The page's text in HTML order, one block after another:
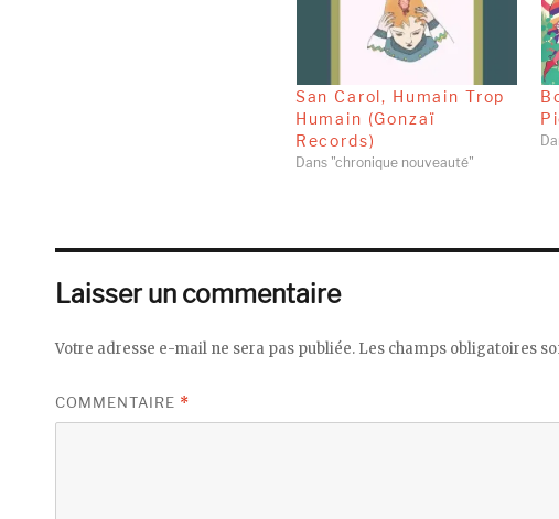
San Carol, Humain Trop
Humain (Gonzaï
Records)
Dans "chronique nouveauté"
Laisser un commentaire
Votre adresse e-mail ne sera pas publiée. Les champs obligatoires
COMMENTAIRE *